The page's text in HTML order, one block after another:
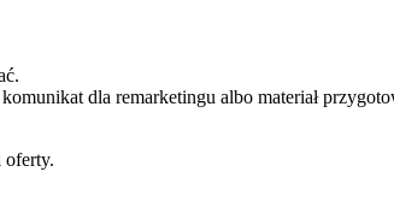
dla remarketingu albo materiał
oferty.